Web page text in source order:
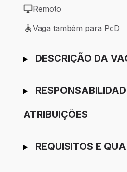
Modelo de trabalho: Remoto
Remoto
Vaga também para PcD
Vaga também para PcD
Ir para candidatura
DESCRIÇÃO DA
ATRIBUIÇÕES
REQUISITOS E